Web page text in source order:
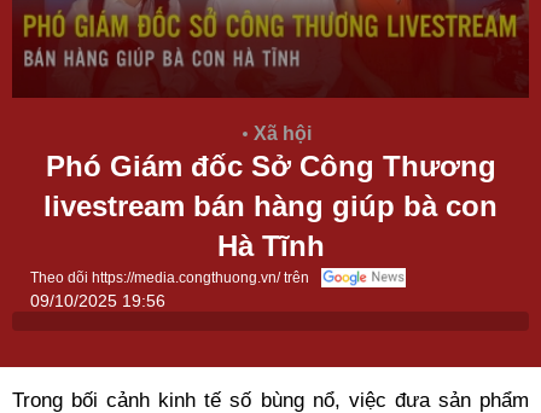
Xã hội
Phó Giám đốc Sở Công Thương
livestream bán hàng giúp bà con
Hà Tĩnh
Theo dõi https://media.congthuong.vn/ trên
09/10/2025 19:56
Trong bối cảnh kinh tế số bùng nổ, việc đưa sản phẩm